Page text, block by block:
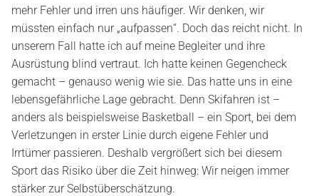
mehr Fehler und irren uns häufiger. Wir denken, wir
müssten einfach nur „aufpassen“. Doch das reicht nicht. In
unserem Fall hatte ich auf meine Begleiter und ihre
Ausrüstung blind vertraut. Ich hatte keinen Gegencheck
gemacht – genauso wenig wie sie. Das hatte uns in eine
lebensgefährliche Lage gebracht. Denn Skifahren ist –
anders als beispielsweise Basketball – ein Sport, bei dem
Verletzungen in erster Linie durch eigene Fehler und
Irrtümer passieren. Deshalb vergrößert sich bei diesem
Sport das Risiko über die Zeit hinweg: Wir neigen immer
stärker zur Selbstüberschätzung.